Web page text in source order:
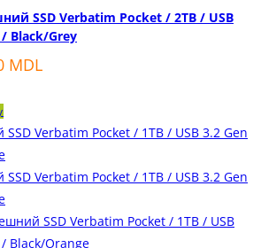
SSD Verbatim Pocket / 2TB / USB
/ Black/Grey
MDL